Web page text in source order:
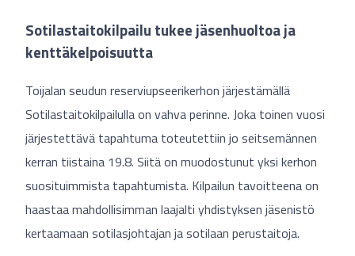
Sotilastaitokilpailu tukee jäsenhuoltoa ja
kenttäkelpoisuutta
Toijalan seudun reserviupseerikerhon järjestämällä
Sotilastaitokilpailulla on vahva perinne. Joka toinen vuosi
järjestettävä tapahtuma toteutettiin jo seitsemännen
kerran tiistaina 19.8. Siitä on muodostunut yksi kerhon
suosituimmista tapahtumista. Kilpailun tavoitteena on
haastaa mahdollisimman laajalti yhdistyksen jäsenistö
kertaamaan sotilasjohtajan ja sotilaan perustaitoja.